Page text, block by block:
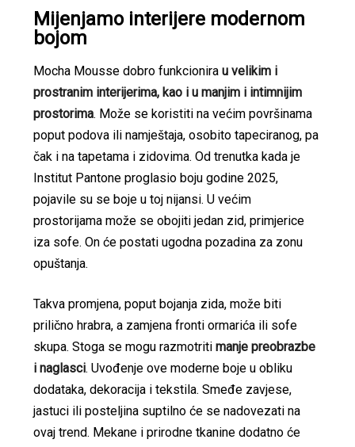
Mijenjamo interijere modernom
bojom
Mocha Mousse dobro funkcionirau velikim i
prostranim interijerima, kao i u manjim i intimnijim
prostorima. Može se koristiti na većim površinama
poput podova ili namještaja, osobito tapeciranog, pa
čak i na tapetama i zidovima. Od trenutka kada je
Institut Pantone proglasio boju godine 2025,
pojavile su se boje u toj nijansi. U većim
prostorijama može se obojiti jedan zid, primjerice
iza sofe. On će postati ugodna pozadina za zonu
opuštanja.
Takva promjena, poput bojanja zida, može biti
prilično hrabra, a zamjena fronti ormarića ili sofe
skupa. Stoga se mogu razmotritimanje preobrazbe
i naglasci. Uvođenje ove moderne boje u obliku
dodataka, dekoracija i tekstila. Smeđe zavjese,
jastuci ili posteljina suptilno će se nadovezati na
ovaj trend. Mekane i prirodne tkanine dodatno će